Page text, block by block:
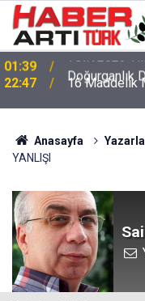
22:47 16 Maddelik
Anasayfa
YANLIŞI